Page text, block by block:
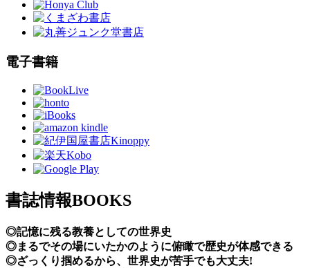
電子書籍
書誌情報BOOKS
◎記憶に残る教養としての世界史
◎まるでその場にいたかのように俯瞰で歴史が体感できる
◎ざっくり掴めるから、世界史が苦手でも大丈夫!